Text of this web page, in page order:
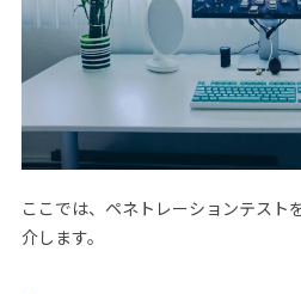
ここでは、ペネトレーションテスト
介します。